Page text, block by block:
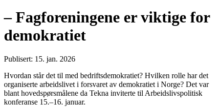
– Fagforeningene er viktige for
demokratiet
Publisert: 15. jan. 2026
Hvordan står det til med bedriftsdemokratiet? Hvilken rolle har det
organiserte arbeidslivet i forsvaret av demokratiet i Norge? Det var
blant hovedspørsmålene da Tekna inviterte til Arbeidslivspolitisk
konferanse 15.–16. januar.